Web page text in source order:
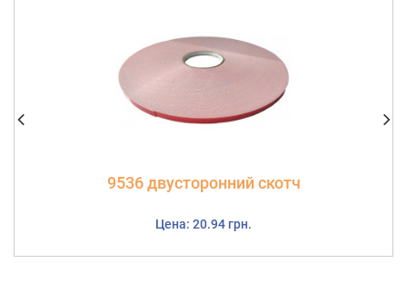
9536 двусторонний скотч
Цена: 20.94 грн.